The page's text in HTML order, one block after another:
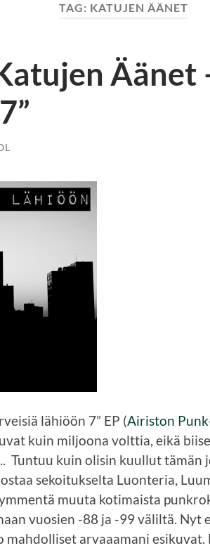
TAG: KATUJEN ÄÄNET
Äänet
lähiöön 7” EP (Airiston
kuin miljoona volttia, eikä
Tuntuu kuin olisin kuullut tämän
sekoitukselta Luonteria,
muuta kotimaista
vuosien -88 ja -99 väliltä. Nyt
arvaaamani esikuvat.